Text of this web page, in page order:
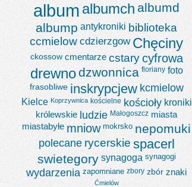
album albumch albumd
albump antykroniki biblioteka
ccmielow cdzierzgow Chęciny
ckossow cmentarze cstary cyfrowa
drewnodzwonnica floriany foto
frasobliwe inskrypcjew kcmielow
Kielce Koprzywnica kościelne kościoły kroniki
królewskie ludzie Małogoszcz miasta
miastabyłe mniow mokrsko nepomuki
polecane rycerskie spacerl
swietegory synagoga synagogi
wydarzenia zapomniane zbory zbór znaki
Ćmielów